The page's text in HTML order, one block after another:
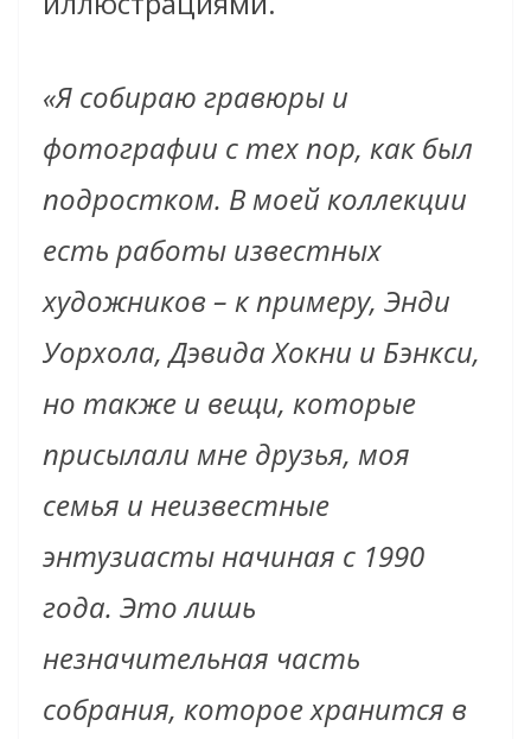
«Я собираю гравюры и
фотографии с тех пор, как был
подростком. В моей коллекции
есть работы известных
художников – к примеру, Энди
Уорхола, Дэвида Хокни и Бэнкси,
но также и вещи, которые
присылали мне друзья, моя
семья и неизвестные
энтузиасты начиная с 1990
года. Это лишь
незначительная часть
собрания, которое хранится в